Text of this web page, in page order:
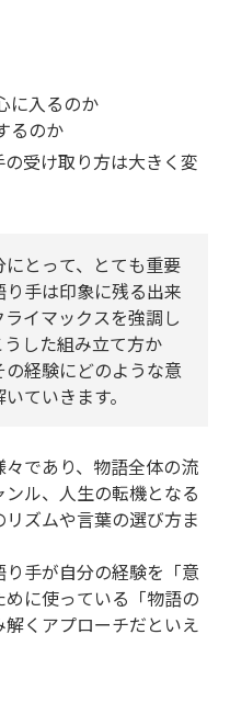
に入るのか
るのか
受け取り方は大きく変
とって、とても重要
手は印象に残る出来
イマックスを強調し
した組み立て方か
経験にどのような意
ていきます。
であり、物語全体の流
ル、人生の転機となる
ズムや言葉の選び方ま
手が自分の経験を「意
に使っている「物語の
くアプローチだといえ